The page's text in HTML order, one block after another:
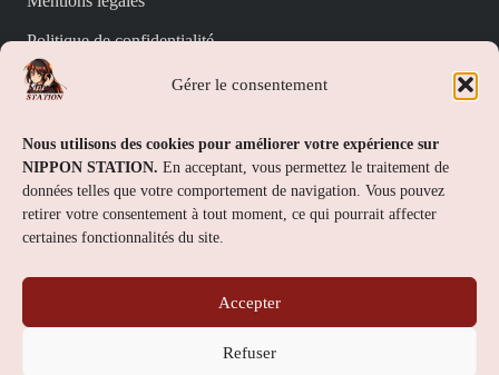
Gérer le consentement
Nous utilisons des cookies pour améliorer votre expérience sur
NIPPON STATION. En acceptant, vous permettez le traitement de
données telles que votre comportement de navigation. Vous pouvez
retirer votre consentement à tout moment, ce qui pourrait affecter
certaines fonctionnalités du site.
Accepter
Refuser
Politique de confidentialité
Politique de cookies (UE)
Nippon Station
À propos
FAQs
Contact